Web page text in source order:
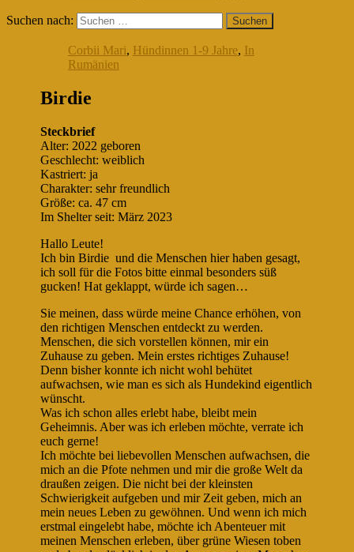
Suchen nach:
Corbii Mari, Hündinnen 1-9 Jahre, In
Rumänien
Birdie
Steckbrief
Alter: 2022 geboren
Geschlecht: weiblich
Kastriert: ja
Charakter: sehr freundlich
Größe: ca. 47 cm
Im Shelter seit: März 2023
Hallo Leute!
Ich bin Birdie und die Menschen hier haben gesagt,
ich soll für die Fotos bitte einmal besonders süß
gucken! Hat geklappt, würde ich sagen…
Sie meinen, dass würde meine Chance erhöhen, von
den richtigen Menschen entdeckt zu werden.
Menschen, die sich vorstellen können, mir ein
Zuhause zu geben. Mein erstes richtiges Zuhause!
Denn bisher konnte ich nicht wohl behütet
aufwachsen, wie man es sich als Hundekind eigentlich
wünscht.
Was ich schon alles erlebt habe, bleibt mein
Geheimnis. Aber was ich erleben möchte, verrate ich
euch gerne!
Ich möchte bei liebevollen Menschen aufwachsen, die
mich an die Pfote nehmen und mir die große Welt da
draußen zeigen. Die nicht bei der kleinsten
Schwierigkeit aufgeben und mir Zeit geben, mich an
mein neues Leben zu gewöhnen. Und wenn ich mich
erstmal eingelebt habe, möchte ich Abenteuer mit
meinen Menschen erleben, über grüne Wiesen toben